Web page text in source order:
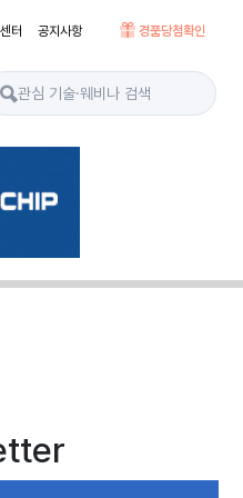
터 공지사항 경품당첨확인